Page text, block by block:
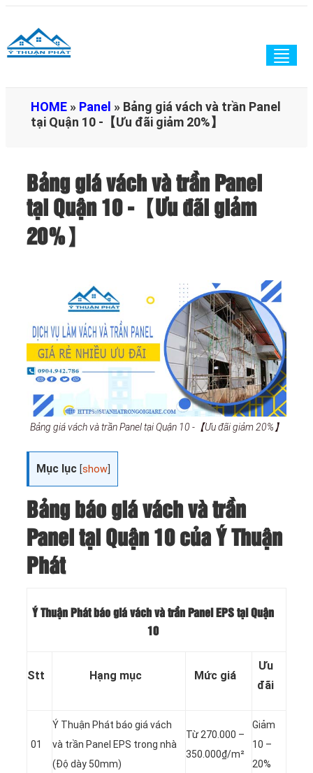
HOME » Panel » Bảng giá vách và trần Panel
tại Quận 10 -【Ưu đãi giảm 20%】
Bảng giá vách và trần Panel
tại Quận 10 -【Ưu đãi giảm
20%】
Bảng giá vách và trần Panel tại Quận 10 -【Ưu đãi giảm 20%】
Mục lục [show
Bảng báo giá vách và trần
Panel tại Quận 10 của Ý Thuận
Phát
Ý Thuận Phát báo giá vách và trần Panel EPS tại Quận
10
Stt Hạng mục Mức giá
Ưu
đãi
01
Ý Thuận Phát báo giá vách
và trần Panel EPS trong nhà
(Độ dày 50mm)
Từ 270.000 –
350.000₫/m²
Giảm
10 –
20%